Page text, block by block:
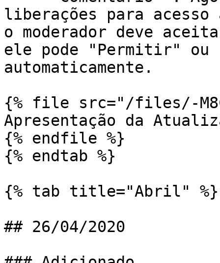
liberações para
o moderador deve
ele pode "Permitir"
automaticamente.
{% file src="/files/-
Apresentação da
{% endfile %}
{% endtab %}
{% tab title="Abril" %}
## 26/04/2020